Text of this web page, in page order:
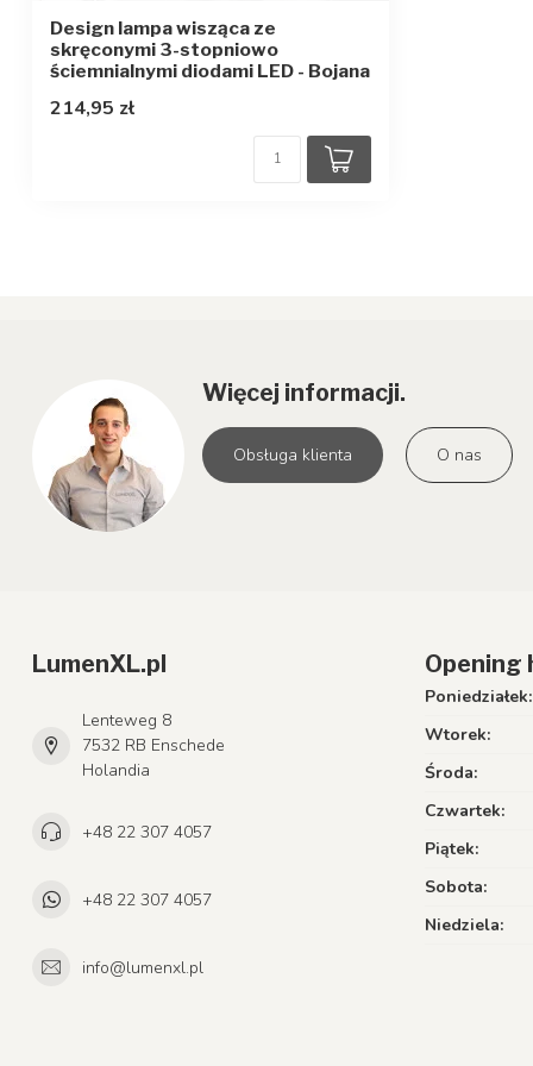
Design lampa wisząca ze
skręconymi 3-stopniowo
ściemnialnymi diodami LED - Bojana
214,95 zł
Więcej informacji.
Obsługa klienta O nas
LumenXL.pl
Lenteweg 8
7532 RB Enschede
Holandia
+48 22 307 4057
+48 22 307 4057
info@lumenxl.pl
Opening
Poniedziałek:
Wtorek:
Środa:
Czwartek:
Piątek:
Sobota:
Niedziela: